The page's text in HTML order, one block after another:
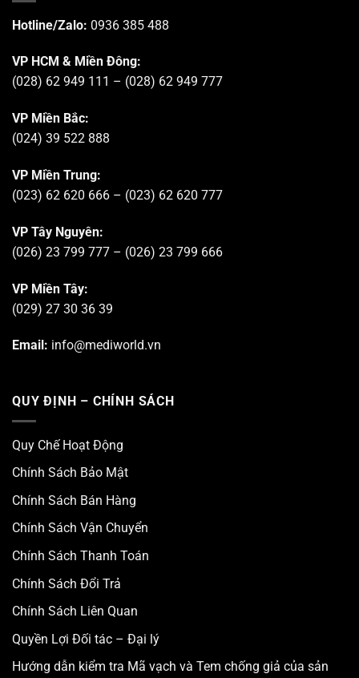
Hotline/Zalo: 0936 385 488
VP HCM & Miền Đông:
(028) 62 949 111 – (028) 62 949 777
VP Miền Bắc:
(024) 39 522 888
VP Miền Trung:
(023) 62 620 666 – (023) 62 620 777
VP Tây Nguyên:
(026) 23 799 777 – (026) 23 799 666
VP Miền Tây:
(029) 27 30 36 39
Email: info@mediworld.vn
QUY ĐỊNH – CHÍNH SÁCH
Quy Chế Hoạt Động
Chính Sách Bảo Mật
Chính Sách Bán Hàng
Chính Sách Vận Chuyển
Chính Sách Thanh Toán
Chính Sách Đổi Trả
Chính Sách Liên Quan
Quyền Lợi Đối tác – Đại lý
Hướng dẫn kiểm tra Mã vạch và Tem chống giả của sản